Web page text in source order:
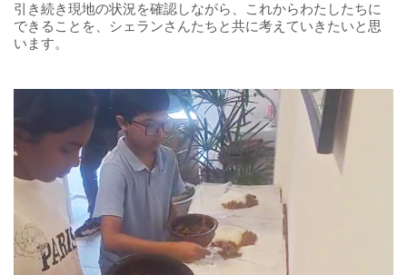
引き続き現地の状況を確認しながら、これからわたしたちに
できることを、シェランさんたちと共に考えていきたいと思
います。